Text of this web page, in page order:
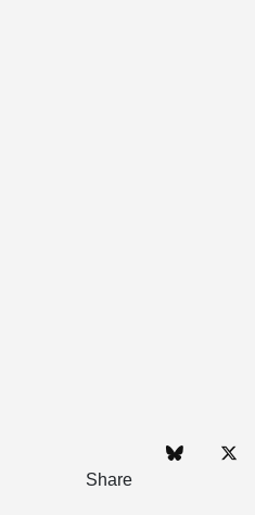
Share